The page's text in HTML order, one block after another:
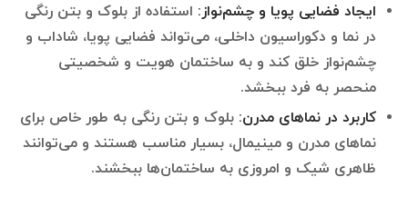
ایجاد فضایی پویا و چشم‌نواز: استفاده از بلوک و بتن رنگی
در نما و دکوراسیون داخلی، می‌تواند فضایی پویا، شاداب و
چشم‌نواز خلق کند و به ساختمان هویت و شخصیتی
منحصر به فرد ببخشد.
کاربرد در نماهای مدرن: بلوک و بتن رنگی به طور خاص برای
نماهای مدرن و مینیمال، بسیار مناسب هستند و می‌توانند
ظاهری شیک و امروزی به ساختمان‌ها ببخشند.